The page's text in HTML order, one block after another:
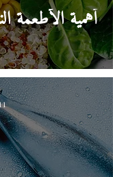
أهمية الأطعمة
11